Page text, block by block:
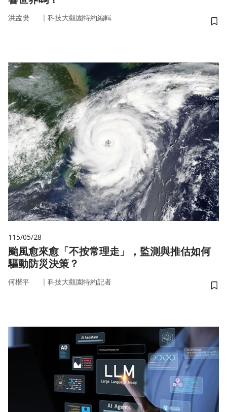
洪孟樊 ｜ 科技大觀園特約編輯
儲
115/05/28
颱風愈來愈「不按常理走」，監測與推估如何
驅動防災決策？
何楷平 ｜ 科技大觀園特約記者
儲